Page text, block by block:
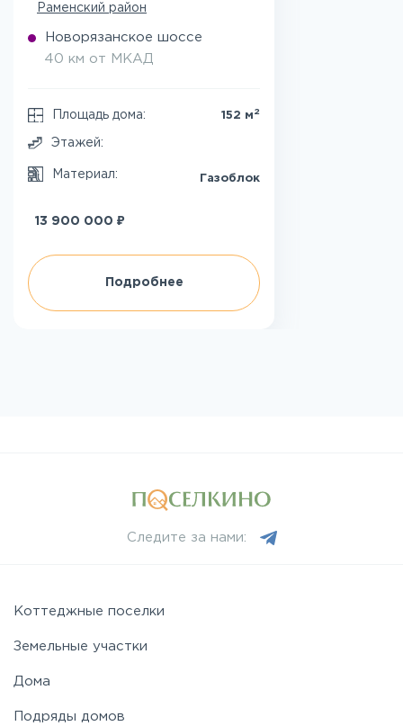
Раменский район
Новорязанское шоссе
40 км от МКАД
Площадь дома: 152 м 2
Этажей:
Материал: Газоблок
13 900 000 ₽
Подробнее
Следите за нами:
Коттеджные поселки
Земельные участки
Дома
Подряды домов